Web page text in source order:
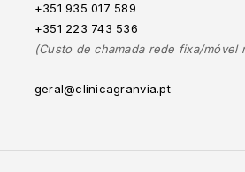
+351 935 017 589
+351 223 743 536
(Custo de chamada rede fixa/móvel
geral@clinicagranvia.pt